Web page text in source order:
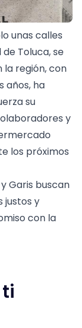
unas calles
Toluca, se
la región, con
años, ha
su
y
los próximos
Garis buscan
justos y
con la